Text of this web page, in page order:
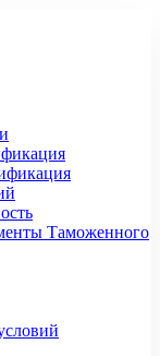
Таможенного